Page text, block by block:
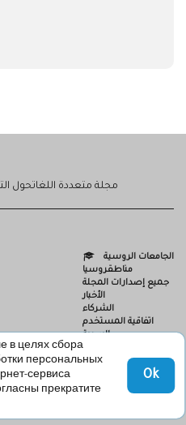
الجامعات الروسية
مناطقروسيا
جميع إصدارات المجلة
الأخبار
الشركاء
اتفاقية المستخدم
السرية
HED
в целях сбора
персональных
сервиса
прекратите
Ok